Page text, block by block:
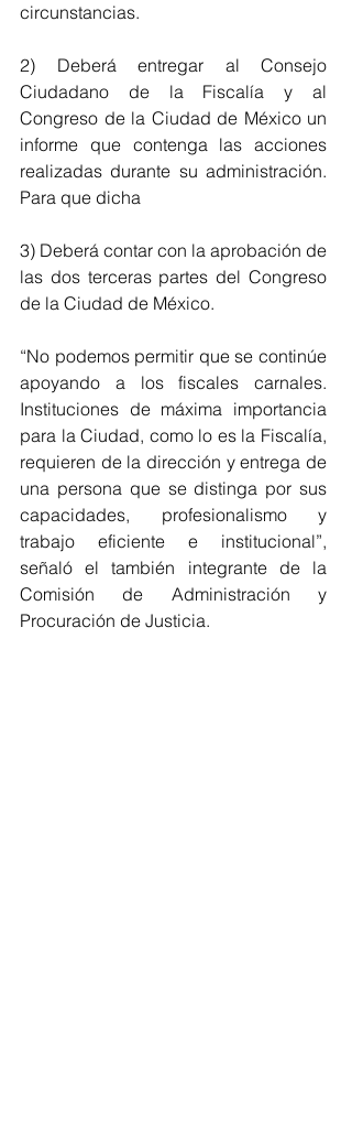
circunstancias.
2) Deberá entregar al Consejo
Ciudadano de la Fiscalía y al
Congreso de la Ciudad de México un
informe que contenga las acciones
realizadas durante su administración.
Para que dicha
3) Deberá contar con la aprobación de
las dos terceras partes del Congreso
de la Ciudad de México.
“No podemos permitir que se continúe
apoyando a los fiscales carnales.
Instituciones de máxima importancia
para la Ciudad, como lo es la Fiscalía,
requieren de la dirección y entrega de
una persona que se distinga por sus
capacidades, profesionalismo y
trabajo eficiente e institucional”,
señaló el también integrante de la
Comisión de Administración y
Procuración de Justicia.